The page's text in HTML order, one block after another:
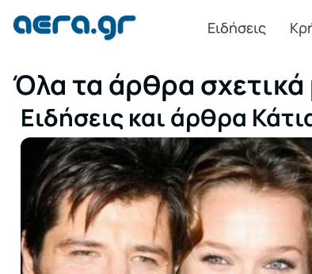
Ειδήσεις
Όλα τα άρθρα
Ειδήσεις και άρθρα